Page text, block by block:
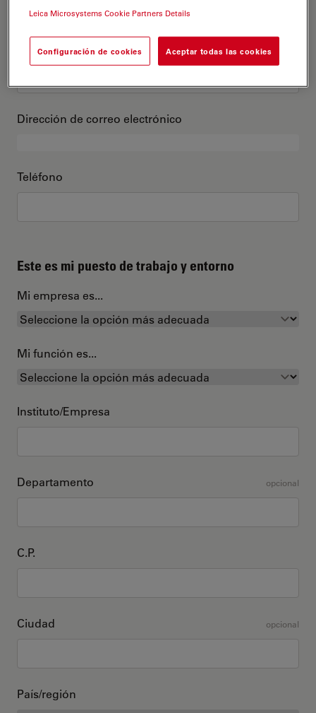
Apellido
Dirección de correo electrónico
Teléfono
Este es mi puesto de trabajo y entorno
Mi empresa es...
Mi función es...
Instituto/Empresa
Departamento opcional
C.P.
Ciudad opcional
País/región
Leica Microsystems Cookie Partners Details
Configuración de cookies Aceptar todas las cookies